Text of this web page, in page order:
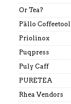
Or Tea?
Pällo Coffeetool
Priolinox
Puqpress
Puly Caff
PURETEA
Rhea Vendors